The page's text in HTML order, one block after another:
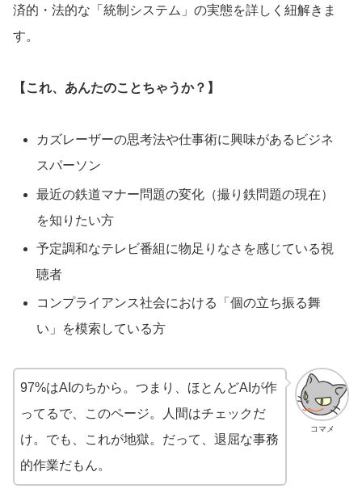
済的・法的な「統制システム」の実態を詳しく紐解きま
す。
【これ、あんたのことちゃうか？】
カズレーザーの思考法や仕事術に興味があるビジネ
スパーソン
最近の鉄道マナー問題の変化（撮り鉄問題の現在）
を知りたい方
予定調和なテレビ番組に物足りなさを感じている視
聴者
コンプライアンス社会における「個の立ち振る舞
い」を模索している方
コマメ
97%はAIのちから。つまり、ほとんどAIが作
ってるで、このページ。人間はチェックだ
け。でも、これが地獄。だって、退屈な事務
的作業だもん。